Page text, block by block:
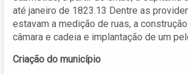
até janeiro de 1823.13 Dentre as
estavam a medição de ruas, a
câmara e cadeia e implantação de um
Criação do município